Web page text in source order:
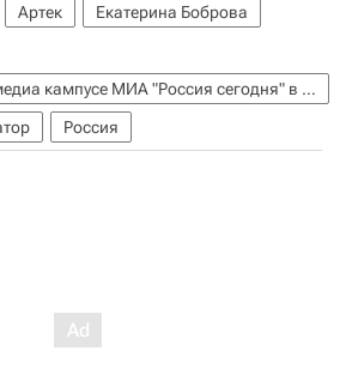
Артек
Екатерина Боброва
Взрослые и дети в медиа кампусе МИА "Россия сегодня" в "Артеке"
Россия